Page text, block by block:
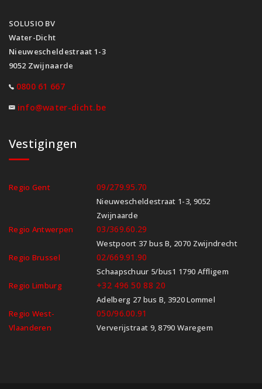
SOLUSIO BV
Water-Dicht
Nieuwescheldestraat 1-3
9052 Zwijnaarde
0800 61 667
info@water-dicht.be
Vestigingen
Regio Gent 09/279.95.70
Nieuwescheldestraat 1-3, 9052
Zwijnaarde
Regio Antwerpen
03/369.60.29
Westpoort 37 bus B, 2070 Zwijndrecht
Regio Brussel
02/669.91.90
Schaapschuur 5/bus1 1790 Affligem
Regio Limburg
+32 496 50 88 20
Adelberg 27 bus B, 3920 Lommel
Regio West-
Vlaanderen
050/96.00.91
Ververijstraat 9, 8790 Waregem